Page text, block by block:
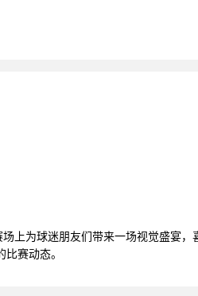
上为球迷朋友们带来一场视觉盛宴，
赛动态。